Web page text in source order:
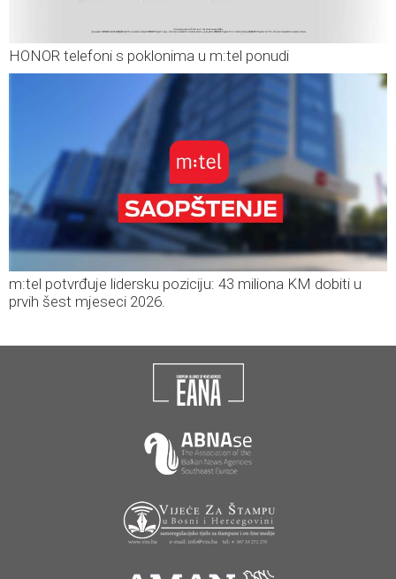
HONOR telefoni s poklonima u m:tel ponudi
m:tel potvrđuje lidersku poziciju: 43 miliona KM dobiti u
prvih šest mjeseci 2026.